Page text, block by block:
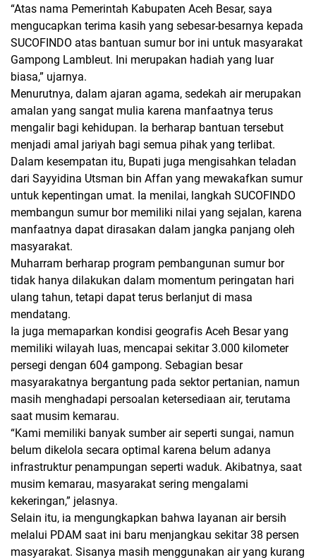
“Atas nama Pemerintah Kabupaten Aceh Besar, saya
mengucapkan terima kasih yang sebesar-besarnya kepada
SUCOFINDO atas bantuan sumur bor ini untuk masyarakat
Gampong Lambleut. Ini merupakan hadiah yang luar
biasa,” ujarnya.
Menurutnya, dalam ajaran agama, sedekah air merupakan
amalan yang sangat mulia karena manfaatnya terus
mengalir bagi kehidupan. Ia berharap bantuan tersebut
menjadi amal jariyah bagi semua pihak yang terlibat.
Dalam kesempatan itu, Bupati juga mengisahkan teladan
dari Sayyidina Utsman bin Affan yang mewakafkan sumur
untuk kepentingan umat. Ia menilai, langkah SUCOFINDO
membangun sumur bor memiliki nilai yang sejalan, karena
manfaatnya dapat dirasakan dalam jangka panjang oleh
masyarakat.
Muharram berharap program pembangunan sumur bor
tidak hanya dilakukan dalam momentum peringatan hari
ulang tahun, tetapi dapat terus berlanjut di masa
mendatang.
Ia juga memaparkan kondisi geografis Aceh Besar yang
memiliki wilayah luas, mencapai sekitar 3.000 kilometer
persegi dengan 604 gampong. Sebagian besar
masyarakatnya bergantung pada sektor pertanian, namun
masih menghadapi persoalan ketersediaan air, terutama
saat musim kemarau.
“Kami memiliki banyak sumber air seperti sungai, namun
belum dikelola secara optimal karena belum adanya
infrastruktur penampungan seperti waduk. Akibatnya, saat
musim kemarau, masyarakat sering mengalami
kekeringan,” jelasnya.
Selain itu, ia mengungkapkan bahwa layanan air bersih
melalui PDAM saat ini baru menjangkau sekitar 38 persen
masyarakat. Sisanya masih menggunakan air yang kurang